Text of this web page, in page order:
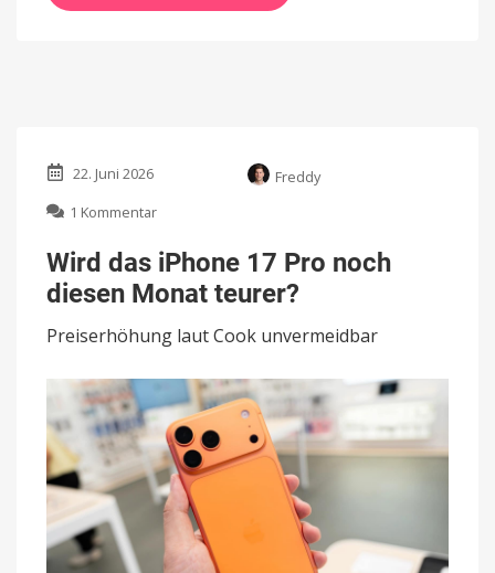
22. Juni 2026
Freddy
1 Kommentar
das
iPhone
17
noch
Monat
teurer?
Wird das iPhone 17 Pro noch
diesen Monat teurer?
Preiserhöhung laut Cook unvermeidbar